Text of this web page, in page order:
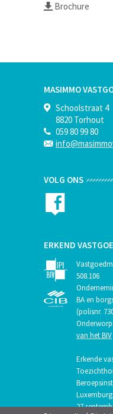
Brochure
MASIMMO
Schoolstraat 4
8820 Torhout
059 80 99 80
VOLG ONS
ERKEND
508.106
BA en
(polisnr.
van het BIV
Erkende
27